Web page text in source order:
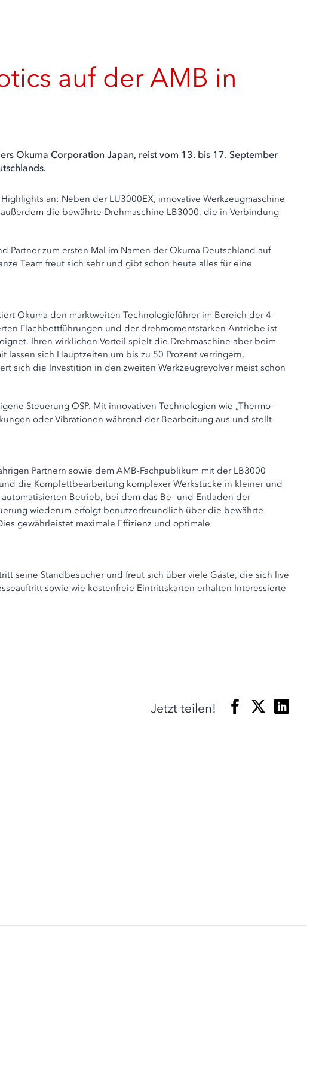
auf der AMB in
Okuma Corporation Japan, reist vom 13. bis 17. September
an: Neben der LU3000EX, innovative Werkzeugmaschine
die bewährte Drehmaschine LB3000, die in Verbindung
zum ersten Mal im Namen der Okuma Deutschland auf
Team freut sich sehr und gibt schon heute alles für eine
Okuma den marktweiten Technologieführer im Bereich der 4-
Flachbettführungen und der drehmomentstarken Antriebe ist
Ihren wirklichen Vorteil spielt die Drehmaschine aber beim
lassen sich Hauptzeiten um bis zu 50 Prozent verringern,
sich die Investition in den zweiten Werkzeugrevolver meist schon
Steuerung OSP. Mit innovativen Technologien wie „Thermo-
oder Vibrationen während der Bearbeitung aus und stellt
Partnern sowie dem AMB-Fachpublikum mit der LB3000
die Komplettbearbeitung komplexer Werkstücke in kleiner und
Betrieb, bei dem das Be- und Entladen der
wiederum erfolgt benutzerfreundlich über die bewährte
gewährleistet maximale Effizienz und optimale
seine Standbesucher und freut sich über viele Gäste, die sich live
sowie wie kostenfreie Eintrittskarten erhalten Interessierte
Jetzt teilen!